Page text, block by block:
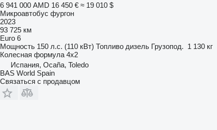
6 941 000 AMD 16 450 € ≈ 19 010 $
Микроавтобус фургон
2023
93 725 км
Euro 6
Мощность 150 л.с. (110 кВт) Топливо дизель Грузопод. 1 130 кг
Колесная формула 4x2
Испания, Ocaña, Toledo
BAS World Spain
Связаться с продавцом